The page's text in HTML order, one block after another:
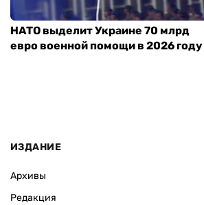
НАТО выделит Украине 70 млрд
евро военной помощи в 2026 году
ИЗДАНИЕ
Архивы
Редакция